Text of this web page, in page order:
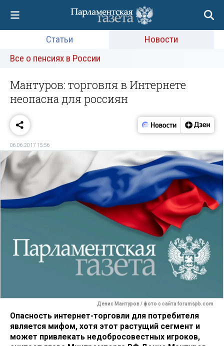
Статьи
Новости
Все о пенсиях в России
Мантуров: торговля в Интернете
неопасна для россиян
06.06.2017 15:56
Денис Мантуров / фото с сайта forumspb.com
Опасность интернет-торговли для потребителя
является мифом, хотя этот растущий сегмент и
может привлекать недобросовестных игроков,